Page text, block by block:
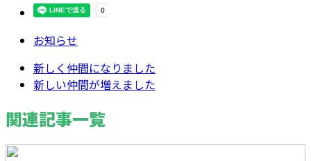
お知らせ
新しく仲間になりました
新しい仲間が増えました
関連記事一覧